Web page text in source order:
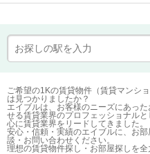
ご希望の1Kの賃貸物件（賃貸マンシ
は見つかりましたか？
エイブルは、お客様のニーズにあっ
せる賃貸業界のプロフェッショナル
心に賃貸業界をリードしてきました。
安心・信頼・実績のエイブルに、お
談・お問い合わせください。
理想の賃貸物件探し・お部屋探しを全